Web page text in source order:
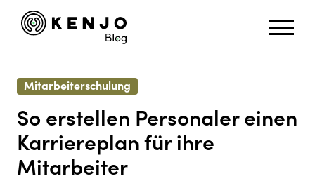
Mitarbeiterschulung
So erstellen Personaler einen
Karriereplan für ihre
Mitarbeiter